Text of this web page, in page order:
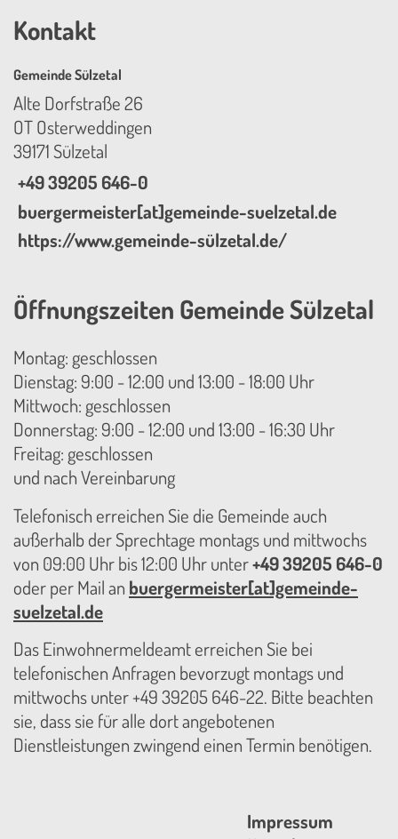
Kontakt
Gemeinde Sülzetal
Alte Dorfstraße 26
OT Osterweddingen
39171 Sülzetal
+49 39205 646-0
buergermeister[at]gemeinde-suelzetal.de
https://www.gemeinde-sülzetal.de/
Öffnungszeiten Gemeinde Sülzetal
Montag: geschlossen
Dienstag: 9:00 - 12:00 und 13:00 - 18:00 Uhr
Mittwoch: geschlossen
Donnerstag: 9:00 - 12:00 und 13:00 - 16:30 Uhr
Freitag: geschlossen
und nach Vereinbarung
Telefonisch erreichen Sie die Gemeinde auch
außerhalb der Sprechtage montags und mittwochs
von 09:00 Uhr bis 12:00 Uhr unter+49 39205 646-0
oder per Mail an buergermeister[at]gemeinde-
suelzetal.de
Das Einwohnermeldeamt erreichen Sie bei
telefonischen Anfragen bevorzugt montags und
mittwochs unter +49 39205 646-22. Bitte beachten
sie, dass sie für alle dort angebotenen
Dienstleistungen zwingend einen Termin benötigen.
Impressum